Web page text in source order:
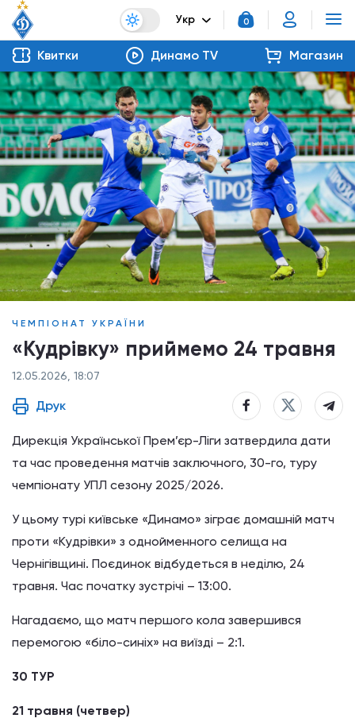
Укр 0
Квитки Динамо TV Магазин
ЧЕМПІОНАТ УКРАЇНИ
«Кудрівку» приймемо 24 травня
12.05.2026, 18:07
Друк
Дирекція Української Прем’єр-Ліги затвердила дати
та час проведення матчів заключного, 30-го, туру
чемпіонату УПЛ сезону 2025/2026.
У цьому турі київське «Динамо» зіграє домашній матч
проти «Кудрівки» з однойменного селища на
Чернігівщині. Поєдинок відбудеться в неділю, 24
травня. Час початку зустрічі – 13:00.
Нагадаємо, що матч першого кола завершився
перемогою «біло-синіх» на виїзді – 2:1.
30 ТУР
21 травня (четвер)